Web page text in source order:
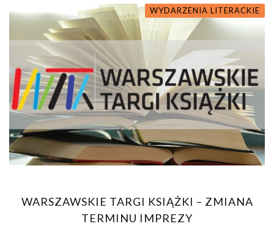
WYDARZENIA LITERACKIE
WARSZAWSKIE TARGI KSIĄŻKI – ZMIANA
TERMINU IMPREZY